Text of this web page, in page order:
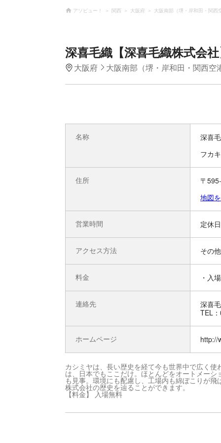
アソビュー！ 関西 大阪府 大阪南部（堺・岸和田・関西
深喜毛織【深喜毛織株式会社
大阪府 大阪南部（堺・岸和田・関西空
名称
深喜
フカ
住所
〒
地図
営業時間 定休
アクセス方法 その
料金 ・入
連絡先
深喜
TEL
ホームページ http://
カシミヤは、長い歴史を経て今も世界中で広く
は、日本でもここだけ。ほとんどをオートメー
も見事。環境にも配慮し、工場内も綿ぼこりが
株式会社の歴史を辿ることができます。
【料金】 入場無料